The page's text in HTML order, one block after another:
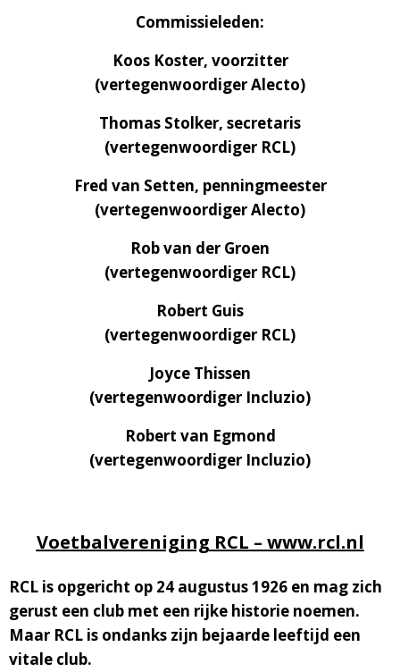
Commissieleden:
Koos Koster, voorzitter
(vertegenwoordiger Alecto)
Thomas Stolker, secretaris
(vertegenwoordiger RCL)
Fred van Setten, penningmeester
(vertegenwoordiger Alecto)
Rob van der Groen
(vertegenwoordiger RCL)
Robert Guis
(vertegenwoordiger RCL)
Joyce Thissen
(vertegenwoordiger Incluzio)
Robert van Egmond
(vertegenwoordiger Incluzio)
Voetbalvereniging RCL – www.rcl.nl
RCL is opgericht op 24 augustus 1926 en mag zich
gerust een club met een rijke historie noemen.
Maar RCL is ondanks zijn bejaarde leeftijd een
vitale club.